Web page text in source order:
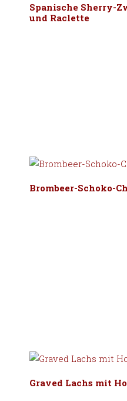
Spanische Sherry-
und Raclette
Brombeer-Schoko-
Graved Lachs mit